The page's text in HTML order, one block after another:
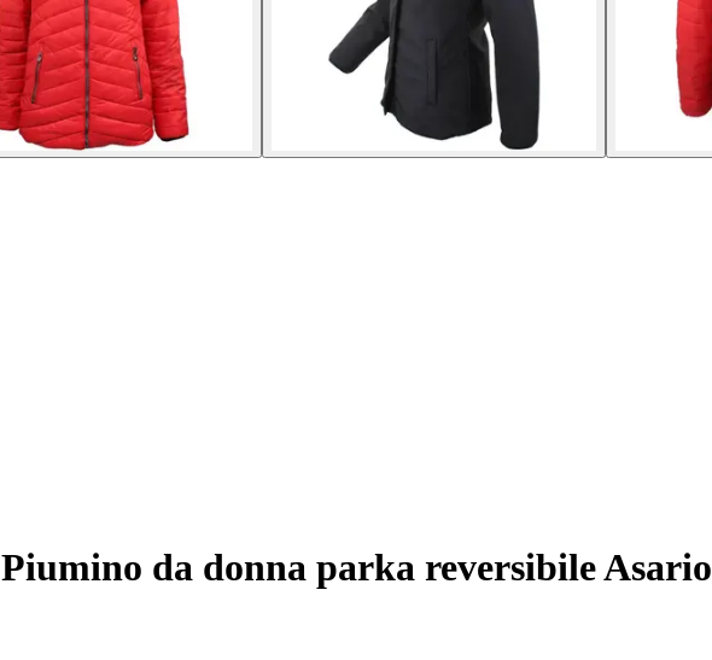
Piumino da donna parka reversibile Asario